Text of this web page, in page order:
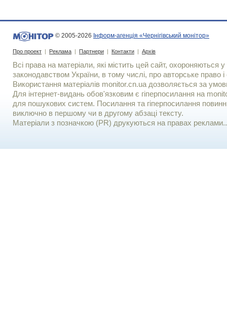
© 2005-2026 Інформ-агенція «Чернігівський монітор»
Про проект | Реклама | Партнери | Контакти | Архів
Всі права на матеріали, які містить цей сайт, охороняються у
законодавством України, в тому числі, про авторське право і
Використання матерiалiв monitor.cn.ua дозволяється за
Для iнтернет-видань обов'язковим є гiперпосилання на
для пошукових систем. Посилання та гіперпосилання
виключно в першому чи в другому абзаці тексту.
Матеріали з позначкою (PR) друкуються на правах реклами..